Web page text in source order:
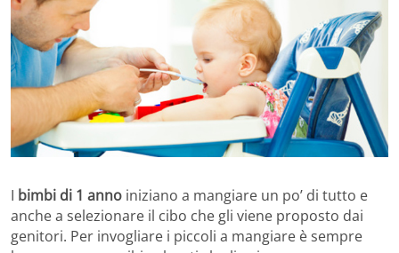
I bimbi di 1 anno iniziano a mangiare un po’ di tutto e
anche a selezionare il cibo che gli viene proposto dai
genitori. Per invogliare i piccoli a mangiare è sempre